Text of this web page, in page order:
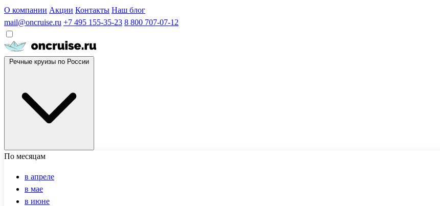
О компании Акции Контакты Наш блог
mail@oncruise.ru +7 495 155-35-23 8 800 707-07-12
По месяцам
в апреле
в мае
в июне